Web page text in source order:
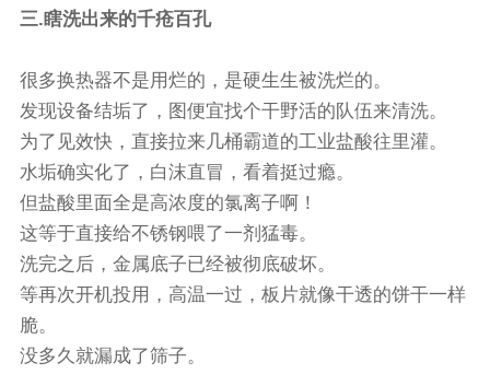
三.瞎洗出来的千疮百孔
很多换热器不是用烂的，是硬生生被洗烂的。
发现设备结垢了，图便宜找个干野活的队伍来清洗。
为了见效快，直接拉来几桶霸道的工业盐酸往里灌。
水垢确实化了，白沫直冒，看着挺过瘾。
但盐酸里面全是高浓度的氯离子啊！
这等于直接给不锈钢喂了一剂猛毒。
洗完之后，金属底子已经被彻底破坏。
等再次开机投用，高温一过，板片就像干透的饼干一样
脆。
没多久就漏成了筛子。